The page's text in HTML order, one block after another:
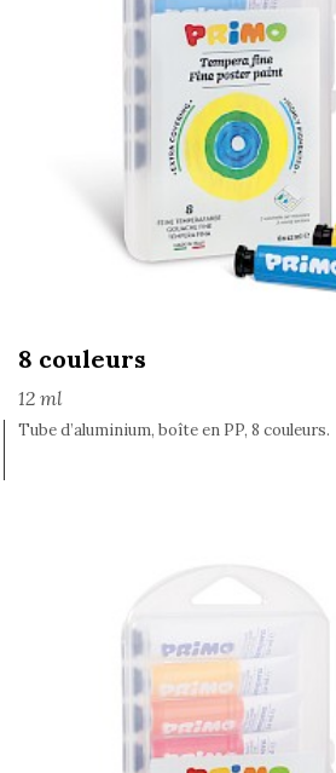
8 couleurs
12 ml
Tube d’aluminium, boîte en PP, 8 couleurs.